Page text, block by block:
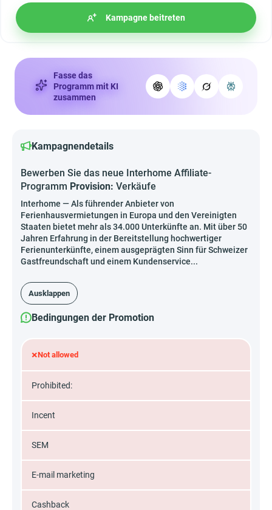
Kampagne beitreten
Fasse das
Programm mit KI
zusammen
Kampagnendetails
Bewerben Sie das neue Interhome Affiliate-
Programm Provision: Verkäufe
Interhome — Als führender Anbieter von
Ferienhausvermietungen in Europa und den Vereinigten
Staaten bietet mehr als 34.000 Unterkünfte an. Mit über 50
Jahren Erfahrung in der Bereitstellung hochwertiger
Ferienunterkünfte, einem ausgeprägten Sinn für Schweizer
Gastfreundschaft und einem Kundenservice...
Ausklappen
Bedingungen der Promotion
×Not allowed
Prohibited:
Incent
SEM
E-mail marketing
Cashback